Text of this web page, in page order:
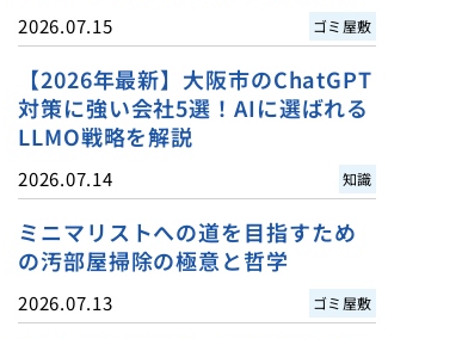
2026.07.15 ゴミ屋敷
【2026年最新】大阪市のChatGPT
対策に強い会社5選！AIに選ばれる
LLMO戦略を解説
2026.07.14 知識
ミニマリストへの道を目指すため
の汚部屋掃除の極意と哲学
2026.07.13 ゴミ屋敷